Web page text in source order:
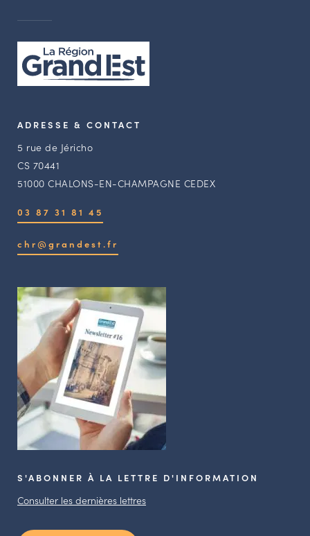
ADRESSE & CONTACT
5 rue de Jéricho
CS 70441
51000 CHALONS-EN-CHAMPAGNE CEDEX
03 87 31 81 45
chr@grandest.fr
S'ABONNER À LA LETTRE D'INFORMATION
Consulter les dernières lettres